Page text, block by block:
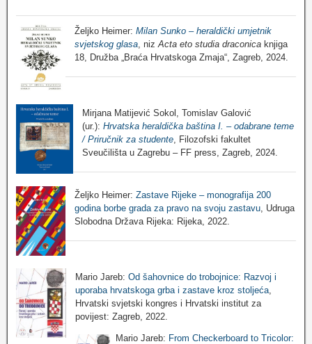
Željko Heimer: Milan Sunko – heraldički umjetnik
svjetskog glasa , niz Acta eto studia draconica knjiga
18, Družba „Braća Hrvatskoga Zmaja“, Zagreb, 2024.
Mirjana Matijević Sokol, Tomislav Galović
(ur.): Hrvatska heraldička baština I. – odabrane teme
/ Priručnik za studente, Filozofski fakultet
Sveučilišta u Zagrebu – FF press, Zagreb, 2024.
Željko Heimer: Zastave Rijeke – monografija 200
godina borbe grada za pravo na svoju zastavu, Udruga
Slobodna Država Rijeka: Rijeka, 2022.
Mario Jareb: Od šahovnice do trobojnice: Razvoj i
uporaba hrvatskoga grba i zastave kroz stoljeća,
Hrvatski svjetski kongres i Hrvatski institut za
povijest: Zagreb, 2022.
Mario Jareb: From Checkerboard to Tricolor: